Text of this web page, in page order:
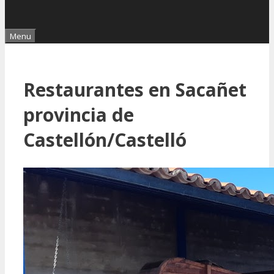
Menu
Restaurantes en Sacañet
provincia de
Castellón/Castelló